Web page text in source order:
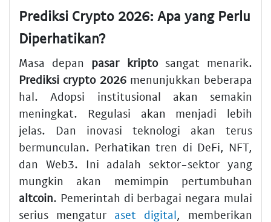
Prediksi Crypto 2026: Apa yang Perlu
Diperhatikan?
Masa depan pasar kriptosangat menarik.
Prediksi crypto 2026menunjukkan beberapa
hal. Adopsi institusional akan semakin
meningkat. Regulasi akan menjadi lebih
jelas. Dan inovasi teknologi akan terus
bermunculan. Perhatikan tren di DeFi, NFT,
dan Web3. Ini adalah sektor-sektor yang
mungkin akan memimpin pertumbuhan
altcoin. Pemerintah di berbagai negara mulai
serius mengatur aset digital , memberikan